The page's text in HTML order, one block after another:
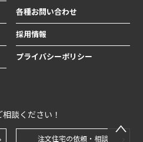
各種お問い合わせ
採用情報
プライバシーポリシー
談ください！
注文住宅の依頼・相談